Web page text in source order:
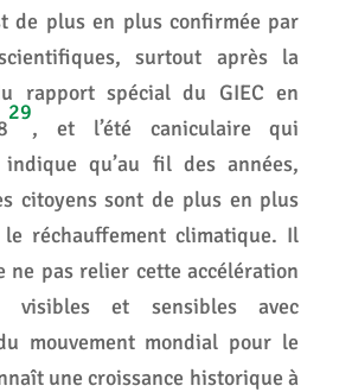
de plus en plus confirmée par
surtout après la
rapport spécial du GIEC en
29
, et l’été caniculaire qui
qu’au fil des années,
citoyens sont de plus en plus
réchauffement climatique. Il
ne pas relier cette accélération
visibles et sensibles avec
mouvement mondial pour le
une croissance historique à